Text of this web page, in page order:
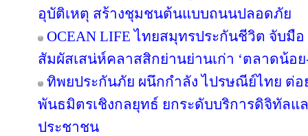
อุบัติเหตุ สร้างชุมชนต้นแบบถนนปลอดภัย
OCEAN LIFE ไทยสมุทรประกันชีวิต จับมือ
สัมผัสเสน่ห์คลาสสิกย่านย่านเก่า ‘ตลาดน้อย
ทิพยประกันภัย ผนึกกำลัง ไปรษณีย์ไทย ต่
พันธมิตรเชิงกลยุทธ์ ยกระดับบริการดิจิทัลแ
ประชาชน